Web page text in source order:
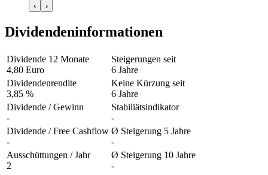
‹ ›
Dividendeninformationen
Dividende 12 Monate
4,80 Euro
Steigerungen seit
6 Jahre
Dividendenrendite
3,85 %
Keine Kürzung seit
6 Jahre
Dividende / Gewinn
-
Stabiliätsindikator
-
Dividende / Free Cashflow
-
Ø Steigerung 5 Jahre
-
Ausschüttungen / Jahr
2
Ø Steigerung 10 Jahre
-